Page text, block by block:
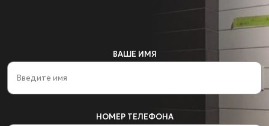
ВАШЕ ИМЯ
НОМЕР ТЕЛЕФОНА